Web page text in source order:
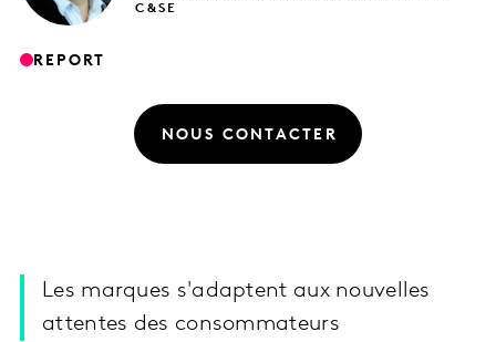
C&SE
REPORT
NOUS CONTACTER
Les marques s'adaptent aux nouvelles
attentes des consommateurs